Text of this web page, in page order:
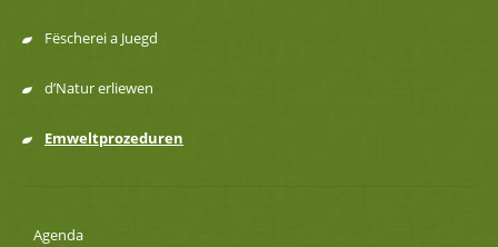
Fëscherei a Juegd
d’Natur erliewen
Emweltprozeduren
Agenda